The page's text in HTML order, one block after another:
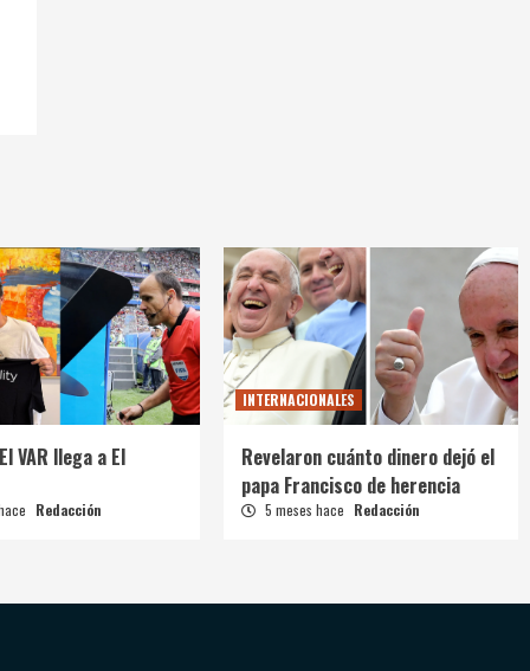
VAR llega a El
Redacción
INTERNACIONALES
Revelaron cuánto dinero dejó el
papa Francisco de herencia
5 meses hace Redacción